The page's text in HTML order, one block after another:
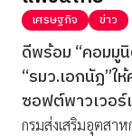
LOTTERY
VIDEO
ร่วมด้วยช่วยกัน
เศรษฐกิจ ข่าว
ดีพร้อม “คอมมู
“รมว.เอกนัฏ”ใ
ซอฟต์พาวเวอร์
กรมส่งเสริมอุตสา